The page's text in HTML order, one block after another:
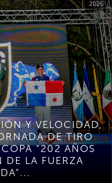
2026
Y VELOCIDAD,
DE TIRO
“202 AÑOS
DE LA FUERZA